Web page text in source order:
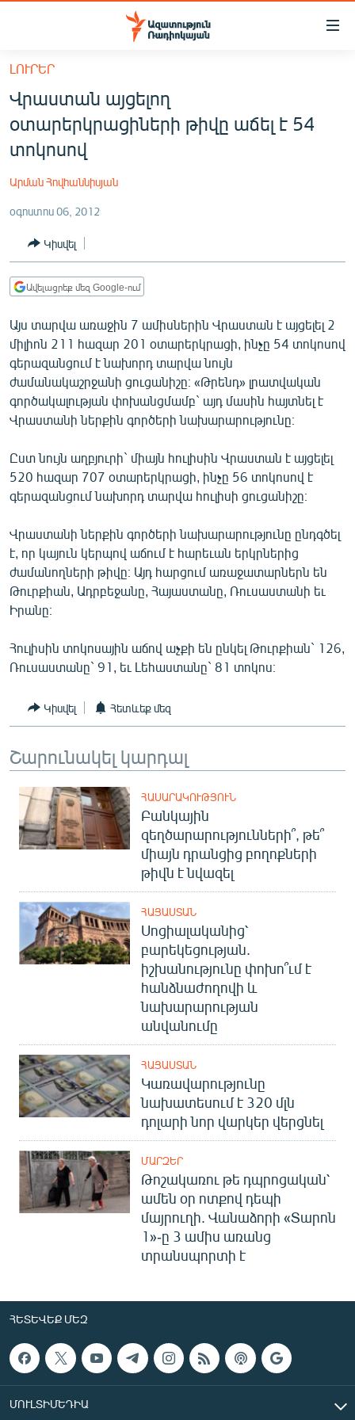
Մատչելիության
հիմնական
բովանդակությանը
հիմնական
մենյուին
ՀԱՅԱՍՏԱՆ
ՔԱՂԱՔԱԿԱՆ
ՏՆՏԵՍՈՒԹՅՈՒՆ
ՂԱՐԱԲԱՂ
ՏԱՐԱԾԱՇՐՋԱՆ
ՄԻՋԱԶԳԱՅԻՆ
ՄՇԱԿՈՒՅԹ
ՍՊՈՐՏ
ՄԵԿՆԱԲԱՆՈՒԹՅՈՒՆ
ՏՏ ԵՒ ԻՆՏԵՐՆԵՏ
ԱՐԽԻՎ
ՏԵՍԱՆՅՈՒԹԵՐ
ԲԱՆԱՎԵՃ
ՓՈԴՔԱՍԹ
English
Русский
ՀԵՏԵՎԵՔ ՄԵԶ
«Ազատության» բոլոր կայքերը
ԼՈՒՐԵՐ
Վրաստան այցելող
օտարերկրացիների թիվը աճել է 54
տոկոսով
Արման Հովհաննիսյան
օգոստոս 06, 2012
Կիսվել
Ավելացրեք մեզ Google-ում
Այս տարվա առաջին 7 ամիսներին Վրաստան է այցելել 2
միլիոն 211 հազար 201 օտարերկրացի, ինչը 54 տոկոսով
գերազանցում է նախորդ տարվա նույն
ժամանակաշրջանի ցուցանիշը։ «Թրենդ» լրատվական
գործակալության փոխանցմամբ` այդ մասին հայտնել է
Վրաստանի ներքին գործերի նախարարությունը։
Ըստ նույն աղբյուրի` միայն հուլիսին Վրաստան է այցելել
520 հազար 707 օտարերկրացի, ինչը 56 տոկոսով է
գերազանցում նախորդ տարվա հուլիսի ցուցանիշը։
Վրաստանի ներքին գործերի նախարարությունը ընդգծել
է, որ կայուն կերպով աճում է հարեւան երկրներից
ժամանողների թիվը։ Այդ հարցում առաջատարներն են
Թուրքիան, Ադրբեջանը, Հայաստանը, Ռուսաստանի եւ
Իրանը։
Հուլիսին տոկոսային աճով աչքի են ընկել Թուրքիան` 126,
Ռուսաստանը` 91, եւ Լեհաստանը` 81 տոկոս։
Կիսվել Հետևեք մեզ
Շարունակել կարդալ
ՀԱՍԱՐԱԿՈՒԹՅՈՒՆ
Բանկային
զեղծարարությունների՞, թե՞
միայն դրանցից բողոքների
թիվն է նվազել
ՀԱՅԱՍՏԱՆ
Սոցիալականից՝
բարեկեցության.
իշխանությունը փոխո՞ւմ է
հանձնաժողովի և
նախարարության
անվանումը
ՀԱՅԱՍՏԱՆ
Կառավարությունը
նախատեսում է 320 մլն
դոլարի նոր վարկեր վերցնել
ՄԱՐԶԵՐ
Թոշակառու թե դպրոցական՝
ամեն օր ոտքով դեպի
մայրուղի. Վանաձորի «Տարոն
1»-ը 3 ամիս առանց
տրանսպորտի է
ՀԵՏԵՎԵՔ ՄԵԶ
ՄՈՒԼՏԻՄԵԴԻԱ